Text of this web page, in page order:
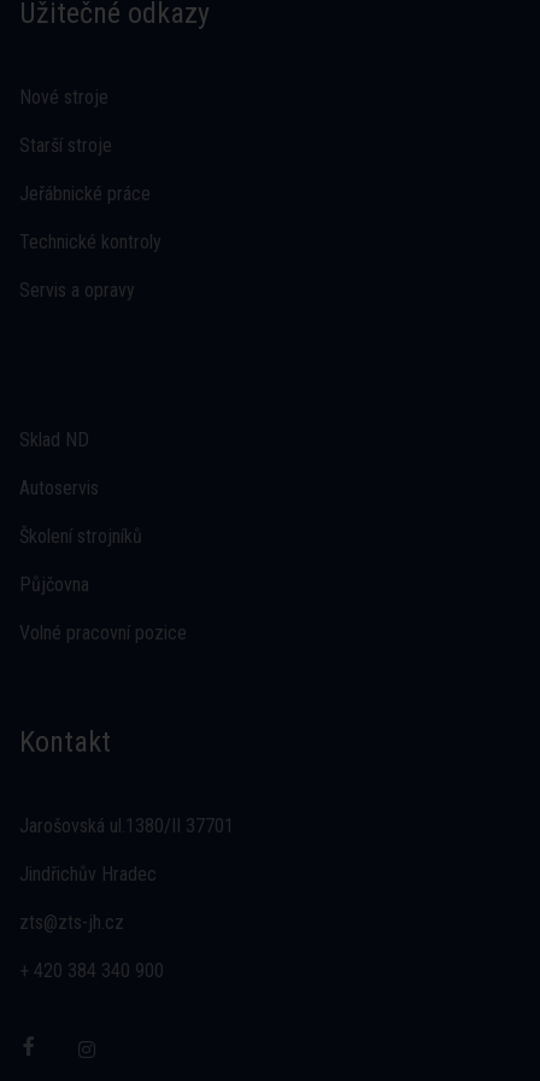
Užitečné odkazy
Nové stroje
Starší stroje
Jeřábnické práce
Technické kontroly
Servis a opravy
Sklad ND
Autoservis
Školení strojníků
Půjčovna
Volné pracovní pozice
Kontakt
Jarošovská ul.1380/II 37701
Jindřichův Hradec
zts@zts-jh.cz
+ 420 384 340 900